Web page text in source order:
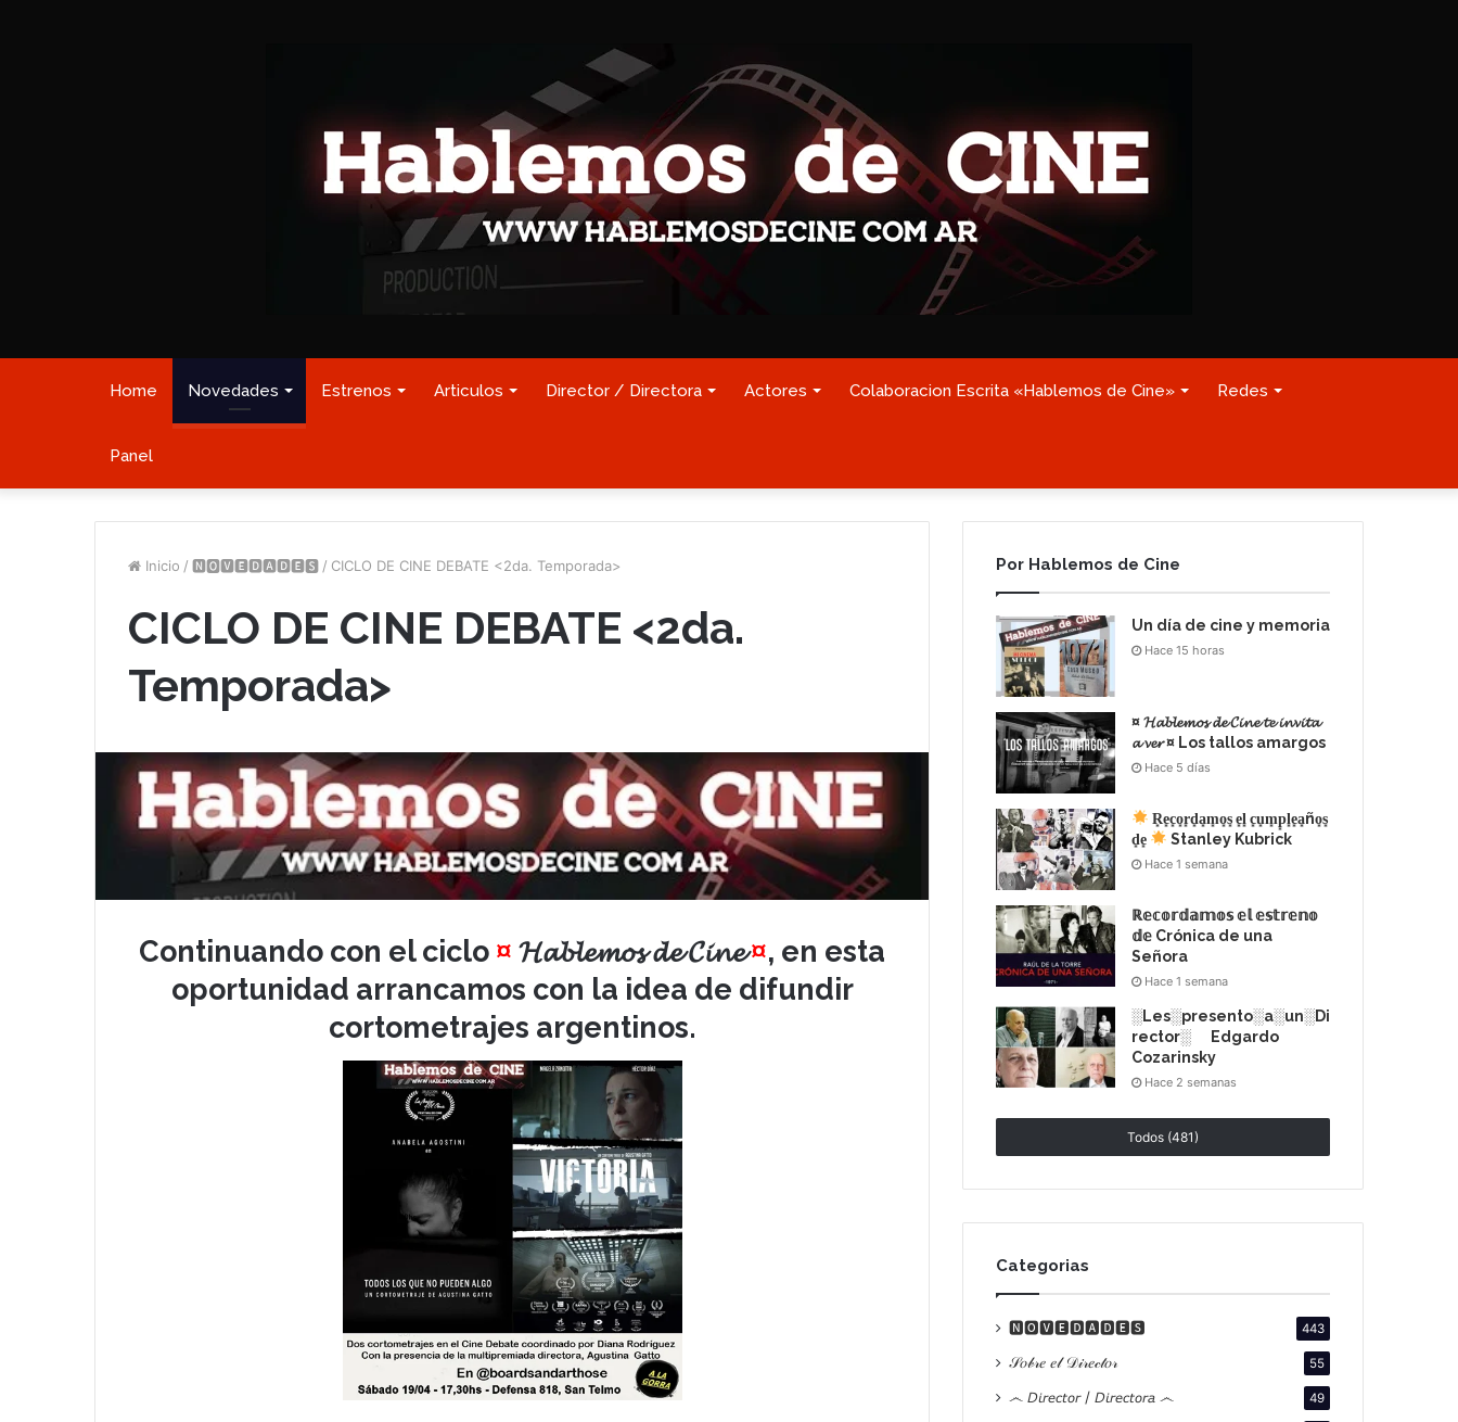
Home Novedades Estrenos Articulos Director / Directora Actores Colaboracion Escrita «Hablemos de Cine» Redes
Panel
Inicio / 🅽🅾🆅🅴🅳🅰🅳🅴🆂 / CICLO DE CINE DEBATE <2da. Temporada>
CICLO DE CINE DEBATE <2da.
Temporada>
Continuando con el ciclo ¤ 𝓗𝓪𝓫𝓵𝓮𝓶𝓸𝓼 𝓭𝓮 𝓒𝓲𝓷𝓮¤, en esta
oportunidad arrancamos con la idea de difundir
cortometrajes argentinos.
Por Hablemos de Cine
Un día de cine y memoria
Hace 15 horas
¤ 𝓗𝓪𝓫𝓵𝓮𝓶𝓸𝓼 𝓭𝓮 𝓒𝓲𝓷𝓮 𝓽𝓮 𝓲𝓷𝓿𝓲𝓽𝓪
𝓪 𝓿𝓮𝓻 ¤ Los tallos amargos
Hace 5 días
R͙e͙c͙o͙r͙d͙a͙m͙o͙s͙ e͙l͙ c͙u͙m͙p͙l͙e͙a͙ño͙s͙
d͙e͙
Stanley Kubrick
Hace 1 semana
ℝ𝕖𝕔𝕠𝕣𝕕𝕒𝕞𝕠𝕤 𝕖𝕝 𝕖𝕤𝕥𝕣𝕖𝕟𝕠
𝕕𝕖 Crónica de una
Señora
Hace 1 semana
░Les░presento░a░un░Di
rector░ Edgardo
Cozarinsky
Hace 2 semanas
Todos (481)
Categorias
🅽🅾🆅🅴🅳🅰🅳🅴🆂 443
𝒮𝑜𝒷𝓇𝑒 𝑒𝓁 𝒟𝒾𝓇𝑒𝒸𝓉𝑜𝓇 55
෴ 𝘋𝘪𝘳𝘦𝘤𝘵𝘰𝘳 / 𝘋𝘪𝘳𝘦𝘤𝘵𝘰𝘳𝘢 ෴ 49